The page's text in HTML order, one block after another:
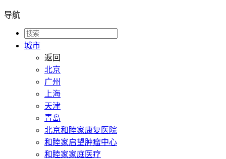
导航
城市
返回
北京
广州
上海
天津
青岛
北京和睦家康复医院
和睦家启望肿瘤中心
和睦家家庭医疗